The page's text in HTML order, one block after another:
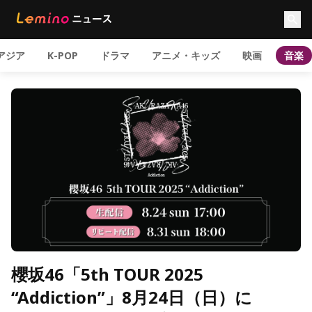
ジア K-POP ドラマ アニメ・キッズ 映画 音楽
櫻坂46「5th TOUR 2025
“Addiction”」8月24日（日）に